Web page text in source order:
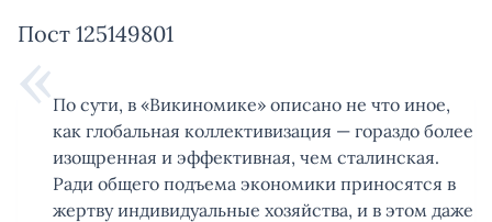
Пост 125149801
По сути, в «Викиномике» описано не что иное,
как глобальная коллективизация — гораздо более
изощренная и эффективная, чем сталинская.
Ради общего подъема экономики приносятся в
жертву индивидуальные хозяйства, и в этом даже